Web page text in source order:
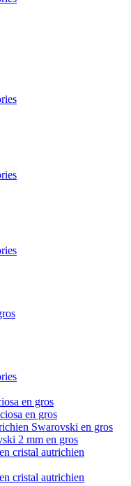
en gros
en gros
Swarovski en gros
2 mm en gros
cristal autrichien
cristal autrichien